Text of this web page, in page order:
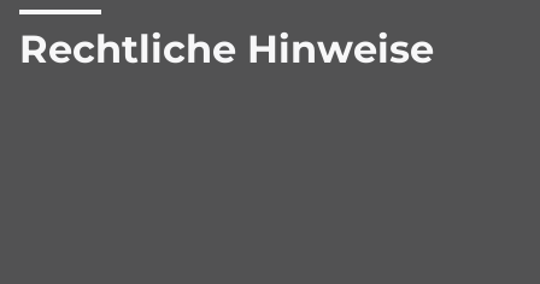
Rechtliche Hinweise